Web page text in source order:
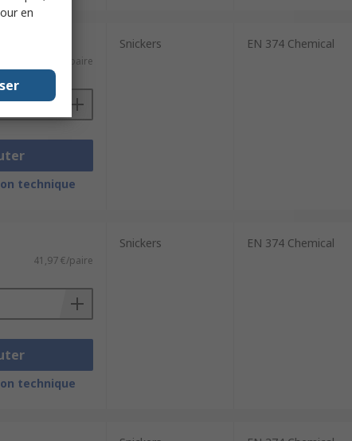
43,45 €/paire
technique
Snickers EN 374 Chemical
41,97 €/paire
technique
Snickers EN 374 Chemical
en